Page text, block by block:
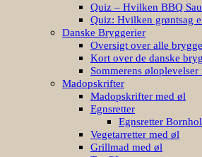
Quiz – Hvilken BBQ
Quiz: Hvilken grøntsag
Danske Bryggerier
Oversigt over alle
Kort over de danske
Sommerens
Madopskrifter
Madopskrifter med øl
Egnsretter
Egnsretter
Vegetarretter med øl
Grillmad med øl